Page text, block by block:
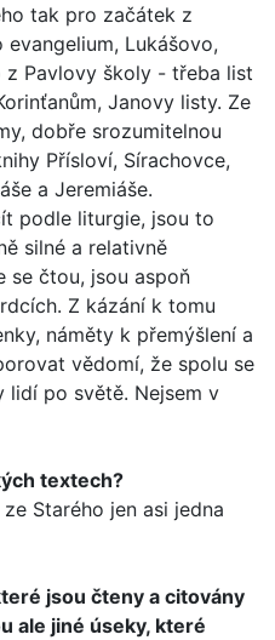
tak pro začátek z
Lukášovo,
z Pavlovy školy - třeba list
Janovy listy. Ze
dobře srozumitelnou
Přísloví, Sírachovce,
a Jeremiáše.
podle liturgie, jsou to
silné a relativně
se čtou, jsou aspoň
Z kázání k tomu
náměty k přemýšlení a
vědomí, že spolu se
po světě. Nejsem v
textech?
Starého jen asi jedna
jsou čteny a citovány
ale jiné úseky, které